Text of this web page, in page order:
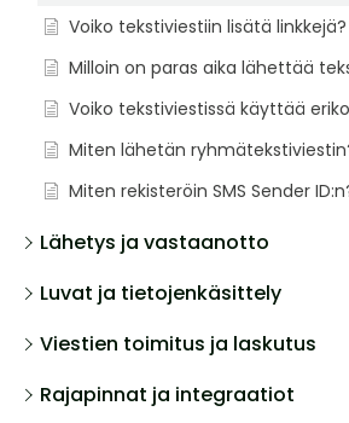
Voiko tekstiviestiin lisätä linkkejä?
Milloin on paras aika lähettää
Voiko tekstiviestissä käyttää
Miten lähetän
Miten rekisteröin SMS Sender
Lähetys ja vastaanotto
Luvat ja tietojenkäsittely
Viestien toimitus ja laskutus
Rajapinnat ja integraatiot